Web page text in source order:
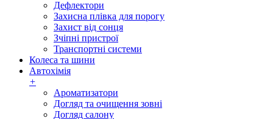
Дефлектори
Захисна плівка для порогу
Захист від сонця
Зчіпні пристрої
Транспортні системи
Колеса та шини
Автохімія
+
Ароматизатори
Догляд та очищення зовні
Догляд салону